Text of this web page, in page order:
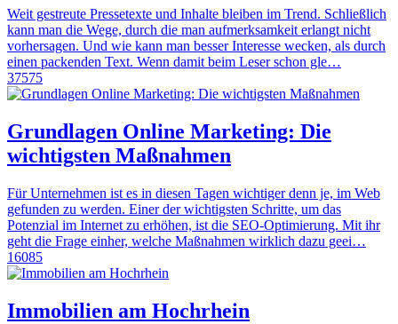
Weit gestreute Pressetexte und Inhalte bleiben im Trend. Schließlich
kann man die Wege, durch die man aufmerksamkeit erlangt nicht
vorhersagen. Und wie kann man besser Interesse wecken, als durch
einen packenden Text. Wenn damit beim Leser schon gle…
37575
Grundlagen Online Marketing: Die
wichtigsten Maßnahmen
Für Unternehmen ist es in diesen Tagen wichtiger denn je, im Web
gefunden zu werden. Einer der wichtigsten Schritte, um das
Potenzial im Internet zu erhöhen, ist die SEO-Optimierung. Mit ihr
geht die Frage einher, welche Maßnahmen wirklich dazu geei…
16085
Immobilien am Hochrhein